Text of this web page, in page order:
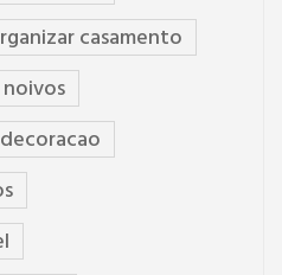
casamento
decoracao